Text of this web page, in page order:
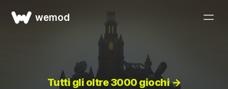
wemod
Tutti gli oltre 3000 giochi →